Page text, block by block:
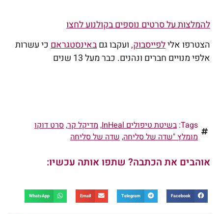
להמלצות על סרטים נוספים בקולנוע לחצו
הצטרפו אלילפייסבוק,ועקבו גםבאינסטגראם כי עשרות
אלפי מנויים חברים ונהנים. כבר מעל 13 שנים
Tags: בשיטת טיפולים InHeal ,מדיקל קר,סרט דוקו
מומלץ "שדה של סליחה,שדה של סליחה
אוהבים את הכתבה? שתפו אותה עכשיו:
Facebook
Telegram
Email
WhatsApp